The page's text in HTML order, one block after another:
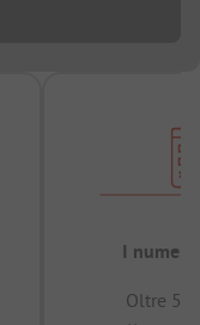
I numeri
Oltre